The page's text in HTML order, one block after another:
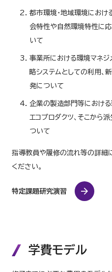
都市環境・地域環境にお
会特性や自然環境特性に
いて
事業所における環境マネジ
略システムとしての利用、
発について
企業の製造部門等におけ
エコプロダクツ、そこから
ついて
指導教員や履修の流れ等の詳細
ください。
特定課題研究演習
学費モデル